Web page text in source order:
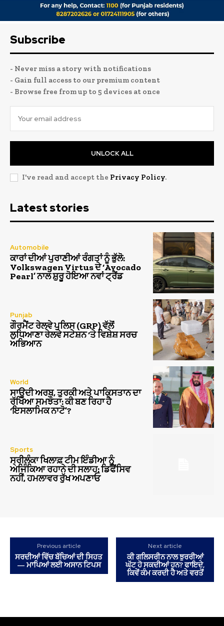
Subscribe
- Never miss a story with notifications
- Gain full access to our premium content
- Browse free from up to 5 devices at once
UNLOCK ALL
I've read and accept the Privacy Policy.
Latest stories
Automobile
ਕਾਰਾਂ ਦੀਆਂ ਪੁਰਾਣੀਆਂ ਰੰਗਤਾਂ ਨੂੰ ਭੁੱਲੋ:
Volkswagen Virtus ਦੇ ‘Avocado
Pearl’ ਨਾਲ ਸ਼ੁਰੂ ਹੋਇਆ ਨਵਾਂ ਟ੍ਰੈਂਡ
Punjab
ਗੌਰਮੈਂਟ ਰੇਲਵੇ ਪੁਲਿਸ (GRP) ਵੱਲੋਂ
ਲੁਧਿਆਣਾ ਰੇਲਵੇ ਸਟੇਸ਼ਨ ‘ਤੇ ਵਿਸ਼ੇਸ਼ ਸਰਚ
ਅਭਿਆਨ
World
ਸਾਊਦੀ ਅਰਬ, ਤੁਰਕੀ ਅਤੇ ਪਾਕਿਸਤਾਨ ਦਾ
ਰੱਖਿਆ ਸਮਝੌਤਾ: ਕੀ ਬਣ ਰਿਹਾ ਹੈ
‘ਇਸਲਾਮਿਕ ਨਾਟੋ’?
Sports
ਸ੍ਰੀਲੰਕਾ ਖਿਲਾਫ਼ ਟੀਮ ਇੰਡੀਆ ਨੂੰ
ਅਜਿੰਕਿਆ ਰਹਾਨੇ ਦੀ ਸਲਾਹ: ਡਿਫੈਂਸਿਵ
ਨਹੀਂ, ਹਮਲਾਵਰ ਰੁੱਖ ਅਪਣਾਓ
Previous article
ਸਰਦੀਆਂ ਵਿੱਚ ਬੱਚਿਆਂ ਦੀ ਸਿਹਤ
— ਮਾਪਿਆਂ ਲਈ ਅਸਾਨ ਟਿਪਸ
Next article
ਕੀ ਗਲਿਸਰੀਨ ਨਾਲ ਝੁਰਰੀਆਂ
ਘੱਟ ਹੋ ਸਕਦੀਆਂ ਹਨ? ਫਾਇਦੇ,
ਕਿਵੇਂ ਕੰਮ ਕਰਦੀ ਹੈ ਅਤੇ ਵਰਤੋਂ